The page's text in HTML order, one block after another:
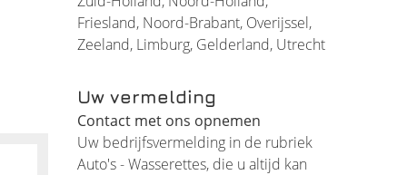
Friesland, Noord-Brabant, Overijssel,
Zeeland, Limburg, Gelderland, Utrecht
Uw vermelding
Contact met ons opnemen
Uw bedrijfsvermelding in de rubriek
Auto's - Wasserettes, die u altijd kan